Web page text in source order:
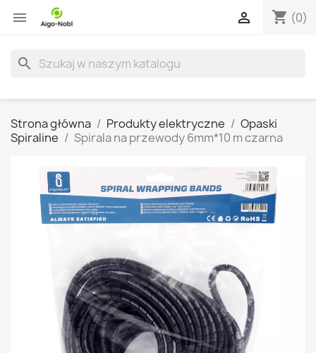
 shopping_cart (0)

search
Strona główna Produkty elektryczne
Opaski
Spiraline
Spirala na przewody 6mm*10 m czarna